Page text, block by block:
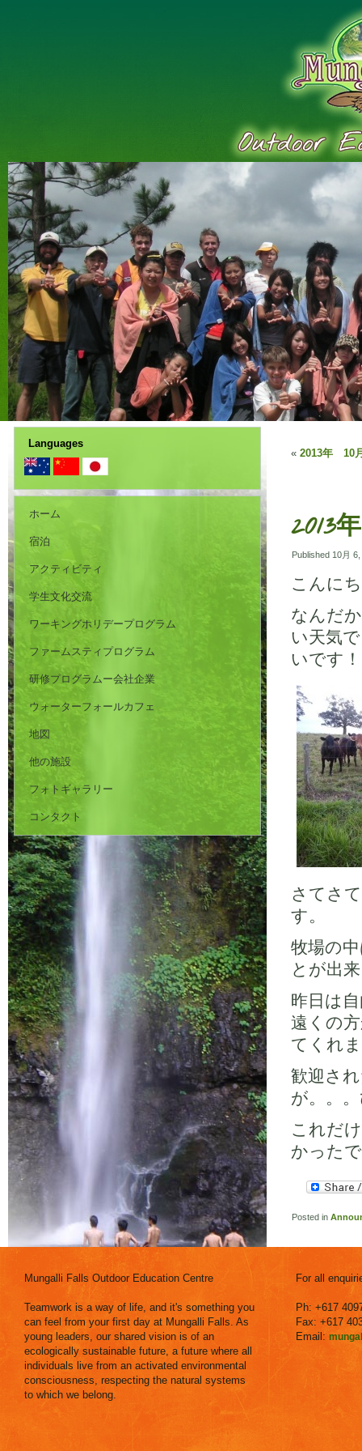
Languages
ホーム
宿泊
アクティビティ
学生文化交流
ワーキングホリデープログラム
ファームスティプログラム
研修プログラムー会社企業
ウォーターフォールカフェ
地図
他の施設
フォトギャラリー
コンタクト
« 2013年 10
2013
Published 10月
こんに
なんだ
い天気
いです！
さてさ
す。
牧場の
とが出
昨日は
遠くの
てくれ
歓迎さ
が。。
これだ
かった
Posted in
Mungalli Falls Outdoor Education Centre
Teamwork is a way of life, and it's something you
can feel from your first day at Mungalli Falls. As
young leaders, our shared vision is of an
ecologically sustainable future, a future where all
individuals live from an activated environmental
consciousness, respecting the natural systems
to which we belong.
For all
Ph: +617
Fax: +617
Email: